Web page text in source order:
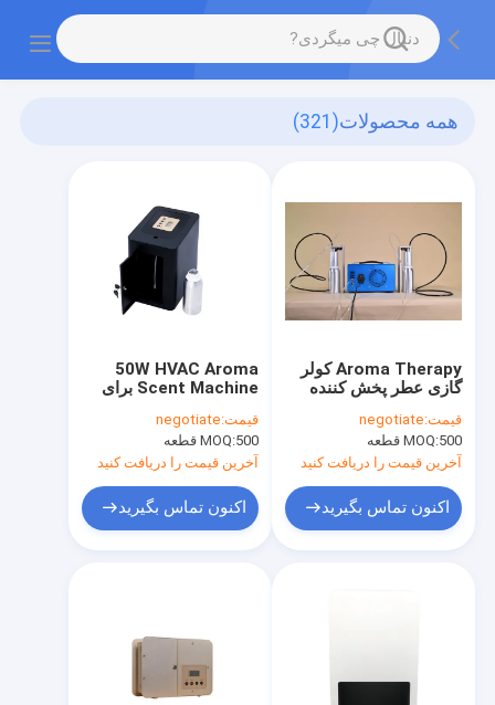
همه محصولات(321)
50W HVAC Aroma
Scent Machine برای
قیمت:negotiate
MOQ:500 قطعه
آخرین قیمت را دریافت کنید
اکنون تماس بگیرید
Aroma Therapy کولر
گازی عطر پخش کننده
قیمت:negotiate
MOQ:500 قطعه
آخرین قیمت را دریافت کنید
اکنون تماس بگیرید